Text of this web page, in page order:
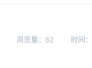
浏览量： 62 时间：